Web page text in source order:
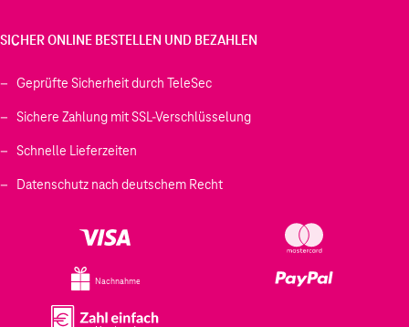
SICHER ONLINE BESTELLEN UND BEZAHLEN
Geprüfte Sicherheit durch TeleSec
Sichere Zahlung mit SSL-Verschlüsselung
Schnelle Lieferzeiten
Datenschutz nach deutschem Recht
Nachnahme